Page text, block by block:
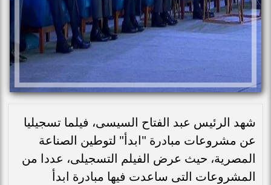
شهد الرئيس عبد الفتاح السيسى، فيلما تسجيليا
عن مشروعات مبادرة "ابدأ" لتوطين الصناعة
المصرية، حيث عرض الفيلم التسجيلى، عددا من
المشروعات التى ساعدت فيها مبادرة ابدأ